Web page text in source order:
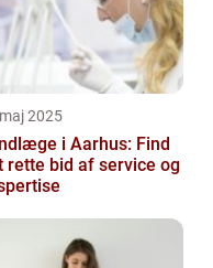
2025
i Aarhus: Find
rette bid af service og